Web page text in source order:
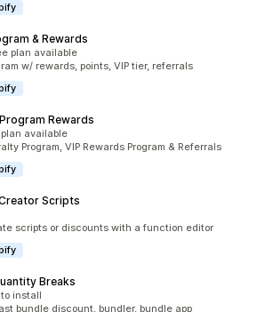
& Rewards
plan available
w/ rewards, points, VIP tier, referrals
Rewards
plan available
Program, VIP Rewards Program & Referrals
Scripts
scripts or discounts with a function editor
Breaks
to install
bundle discount, bundler, bundle app